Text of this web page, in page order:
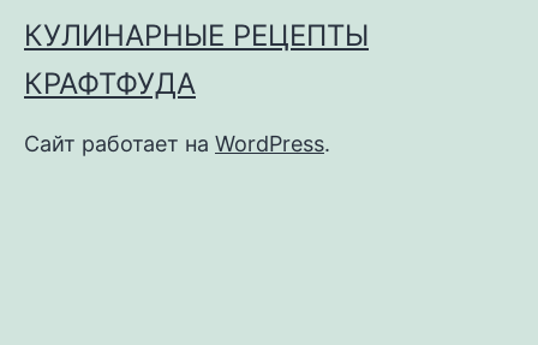
КУЛИНАРНЫЕ РЕЦЕПТЫ
КРАФТФУДА
Сайт работает на WordPress.